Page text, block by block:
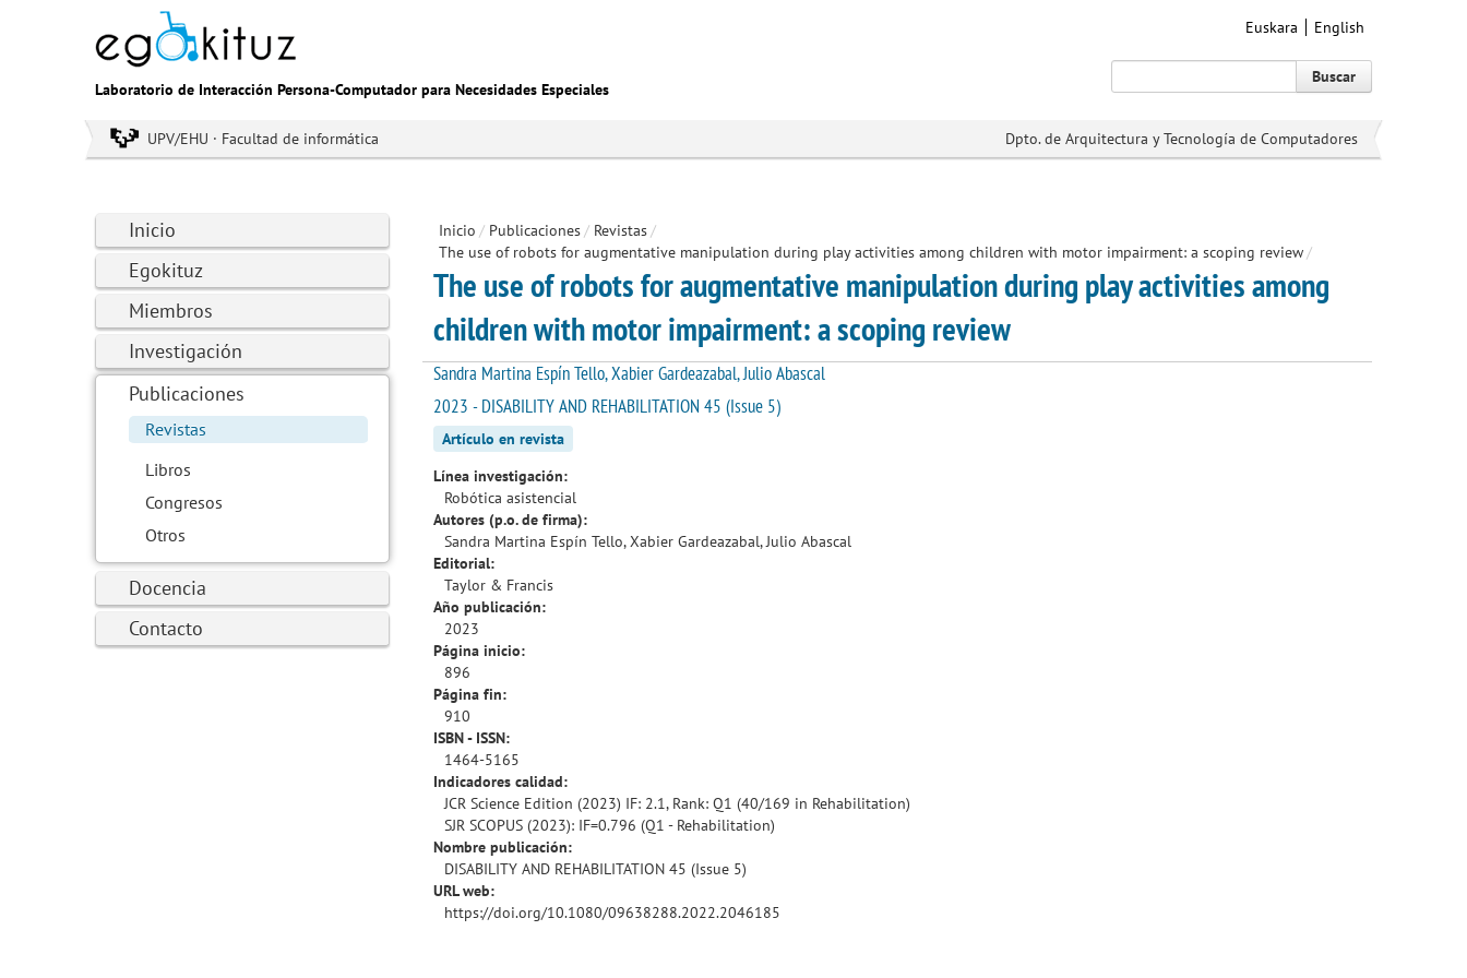
Laboratorio de Interacción Persona-Computador para Necesidades Especiales
Euskara English
Buscar
UPV/EHU · Facultad de informática Dpto. de Arquitectura y Tecnología de Computadores
Inicio
Egokituz
Miembros
Investigación
Publicaciones
Revistas
Libros
Congresos
Otros
Docencia
Contacto
Inicio / Publicaciones/ Revistas/
The use of robots for augmentative manipulation during play activities among children with motor impairment: a scoping review/
The use of robots for augmentative manipulation during play activities among
children with motor impairment: a scoping review
Sandra Martina Espín Tello, Xabier Gardeazabal, Julio Abascal
2023 - DISABILITY AND REHABILITATION 45 (Issue 5)
Artículo en revista
Línea investigación:
Robótica asistencial
Autores (p.o. de firma):
Sandra Martina Espín Tello, Xabier Gardeazabal, Julio Abascal
Editorial:
Taylor & Francis
Año publicación:
2023
Página inicio:
896
Página fin:
910
ISBN - ISSN:
1464-5165
Indicadores calidad:
JCR Science Edition (2023) IF: 2.1, Rank: Q1 (40/169 in Rehabilitation)
SJR SCOPUS (2023): IF=0.796 (Q1 - Rehabilitation)
Nombre publicación:
DISABILITY AND REHABILITATION 45 (Issue 5)
URL web:
https://doi.org/10.1080/09638288.2022.2046185